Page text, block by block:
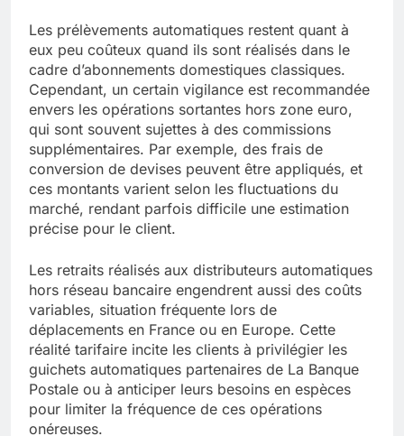
Les prélèvements automatiques restent quant à
eux peu coûteux quand ils sont réalisés dans le
cadre d’abonnements domestiques classiques.
Cependant, un certain vigilance est recommandée
envers les opérations sortantes hors zone euro,
qui sont souvent sujettes à des commissions
supplémentaires. Par exemple, des frais de
conversion de devises peuvent être appliqués, et
ces montants varient selon les fluctuations du
marché, rendant parfois difficile une estimation
précise pour le client.
Les retraits réalisés aux distributeurs automatiques
hors réseau bancaire engendrent aussi des coûts
variables, situation fréquente lors de
déplacements en France ou en Europe. Cette
réalité tarifaire incite les clients à privilégier les
guichets automatiques partenaires de La Banque
Postale ou à anticiper leurs besoins en espèces
pour limiter la fréquence de ces opérations
onéreuses.